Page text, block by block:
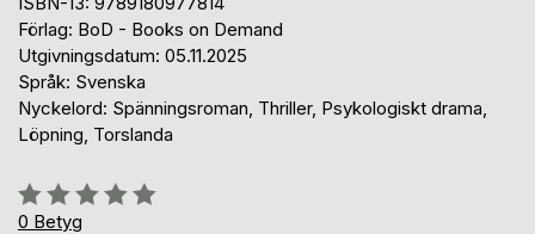
Förlag: BoD - Books on Demand
Utgivningsdatum: 05.11.2025
Språk: Svenska
Nyckelord: Spänningsroman, Thriller, Psykologiskt drama,
Löpning, Torslanda
Betyg::
0%
0 Betyg